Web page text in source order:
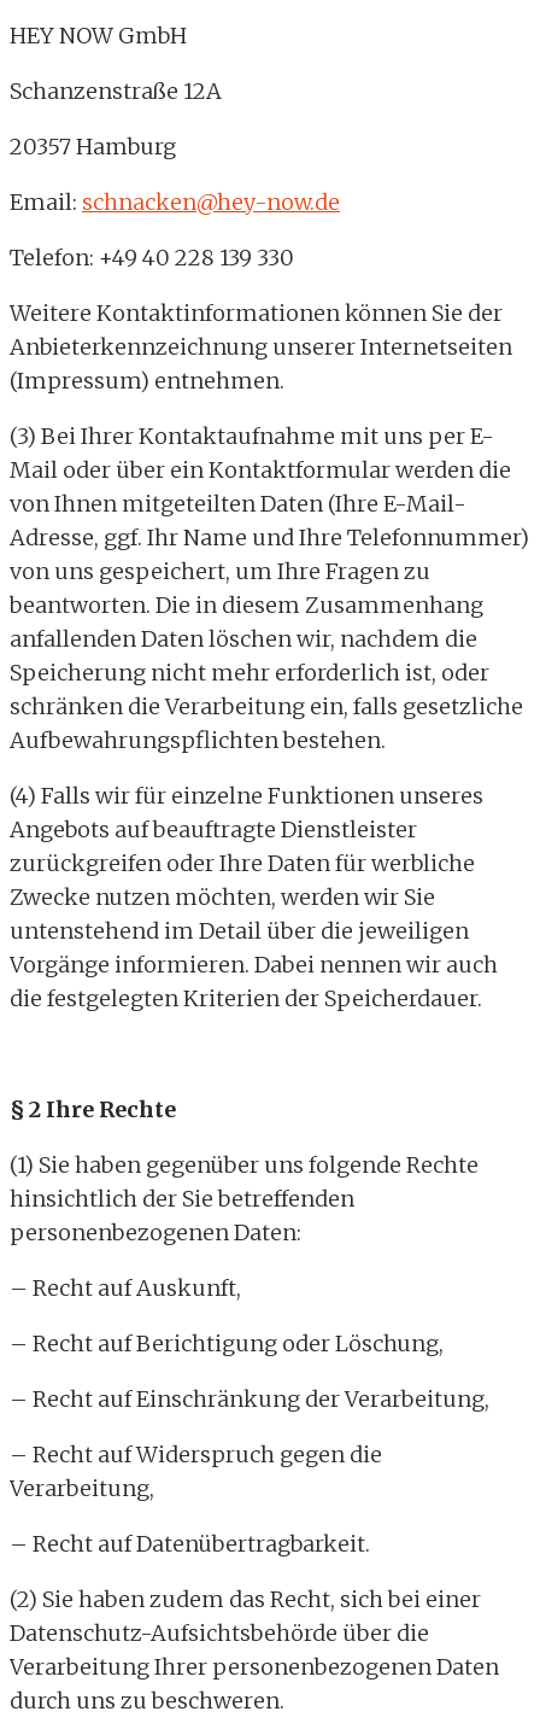
HEY NOW GmbH
Schanzenstraße 12A
20357 Hamburg
Email: schnacken@hey-now.de
Telefon: +49 40 228 139 330
Weitere Kontaktinformationen können Sie der
Anbieterkennzeichnung unserer Internetseiten
(Impressum) entnehmen.
(3) Bei Ihrer Kontaktaufnahme mit uns per E-
Mail oder über ein Kontaktformular werden die
von Ihnen mitgeteilten Daten (Ihre E-Mail-
Adresse, ggf. Ihr Name und Ihre Telefonnummer)
von uns gespeichert, um Ihre Fragen zu
beantworten. Die in diesem Zusammenhang
anfallenden Daten löschen wir, nachdem die
Speicherung nicht mehr erforderlich ist, oder
schränken die Verarbeitung ein, falls gesetzliche
Aufbewahrungspflichten bestehen.
(4) Falls wir für einzelne Funktionen unseres
Angebots auf beauftragte Dienstleister
zurückgreifen oder Ihre Daten für werbliche
Zwecke nutzen möchten, werden wir Sie
untenstehend im Detail über die jeweiligen
Vorgänge informieren. Dabei nennen wir auch
die festgelegten Kriterien der Speicherdauer.
§ 2 Ihre Rechte
(1) Sie haben gegenüber uns folgende Rechte
hinsichtlich der Sie betreffenden
personenbezogenen Daten:
– Recht auf Auskunft,
– Recht auf Berichtigung oder Löschung,
– Recht auf Einschränkung der Verarbeitung,
– Recht auf Widerspruch gegen die
Verarbeitung,
– Recht auf Datenübertragbarkeit.
(2) Sie haben zudem das Recht, sich bei einer
Datenschutz-Aufsichtsbehörde über die
Verarbeitung Ihrer personenbezogenen Daten
durch uns zu beschweren.